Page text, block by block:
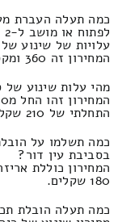
כמה תעלה העברת
לפתוח או מושב ל-2 בעיר עין דור?
עלויות של שינוע
המחירון זה 360 ומקסימום 180 שקל חדש.
מהי עלות שינוע של
התחלתי של 210 שקל חדש.
כמה תשלמו על
בסביבת עין דור?
המחירון כוללת
180 שקלים.
כמה תעלה הובלת